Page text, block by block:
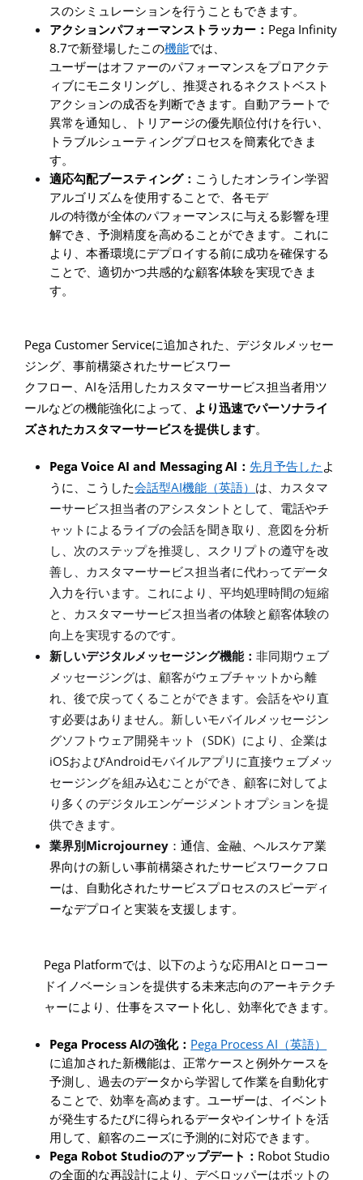
スのシミュレーションを行うこともできます。
アクションパフォーマンストラッカー： Pega Infinity
8.7で新登場したこの機能では、
ユーザーはオファーのパフォーマンスをプロアクテ
ィブにモニタリングし、推奨されるネクストベスト
アクションの成否を判断できます。自動アラートで
異常を通知し、トリアージの優先順位付けを行い、
トラブルシューティングプロセスを簡素化できま
す。
適応勾配ブースティング： こうしたオンライン学習
アルゴリズムを使用することで、各モデ
ルの特徴が全体のパフォーマンスに与える影響を理
解でき、予測精度を高めることができます。これに
より、本番環境にデプロイする前に成功を確保する
ことで、適切かつ共感的な顧客体験を実現できま
す。
Pega Customer Serviceに追加された、デジタルメッセー
ジング、事前構築されたサービスワー
クフロー、 AIを活用したカスタマーサービス担当者用ツ
ールなどの機能強化によって、
より迅速でパーソナライ
ズされたカスタマーサービスを提供します。
Pega Voice AI and Messaging AI ： 先月予告した よ
うに、こうした会話型AI機能 （英語） は、カスタマ
ーサービス担当者のアシスタントとして、電話やチ
ャットによるライブの会話を聞き取り、意図を分析
し、次のステップを推奨し、スクリプトの遵守を改
善し、カスタマーサービス担当者に代わってデータ
入力を行います。これにより、平均処理時間の短縮
と、カスタマーサービス担当者の体験と顧客体験の
向上を実現するのです。
新しいデジタルメッセージング機能：非同期ウェブ
メッセージングは、顧客がウェブチャットから離
れ、後で戻ってくることができます。会話をやり直
す必要はありません。新しいモバイルメッセージン
グソフトウェア開発キット（SDK）により、企業は
iOSおよびAndroidモバイルアプリに直接ウェブメッ
セージングを組み込むことができ、顧客に対してよ
り多くのデジタルエンゲージメントオプションを提
供できます。
業界別 Microjourney ：通信、金融、ヘルスケア業
界向けの新しい事前構築されたサービスワークフロ
ーは、自動化されたサービスプロセスのスピーディ
ーなデプロイと実装を支援します。
Pega Platformでは、以下のような応用AIとローコー
ドイノベーションを提供する未来志向のアーキテクチ
ャーにより、仕事をスマート化し、効率化できます。
Pega Process AIの強化： Pega Process AI （英語）
に追加された新機能は、正常ケースと例外ケースを
予測し、過去のデータから学習して作業を自動化す
ることで、効率を高めます。ユーザーは、イベント
が発生するたびに得られるデータやインサイトを活
用して、顧客のニーズに予測的に対応できます。
Pega Robot Studioのアップデート： Robot Studio
の全面的な再設計により、デベロッパーはボットの